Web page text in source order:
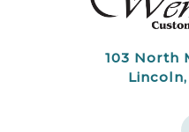
103 North